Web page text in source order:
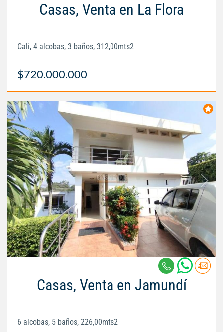
Casas, Venta en La Flora
Cali, 4 alcobas, 3 baños, 312,00mts2
$720.000.000
Casas, Venta en Jamundí
6 alcobas, 5 baños, 226,00mts2